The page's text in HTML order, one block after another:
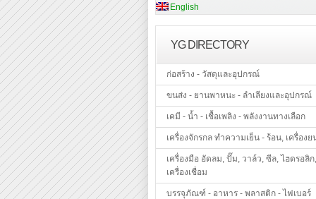
English
YG DIRECTORY
ก่อสร้าง - วัสดุและอุปกรณ์
ขนส่ง - ยานพาหนะ - ลำเลียงและอุปกรณ์
เคมี - น้ำ - เชื้อเพลิง - พลังงานทางเลือก
เครื่องจักรกล ทำความเย็น - ร้อน, เครื่องย
เครื่องมือ อัดลม, ปั๊ม, วาล์ว, ซีล, ไฮดรอลิก,
เครื่องเชื่อม
บรรจุภัณฑ์ - อาหาร - พลาสติก - ไฟเบอร์